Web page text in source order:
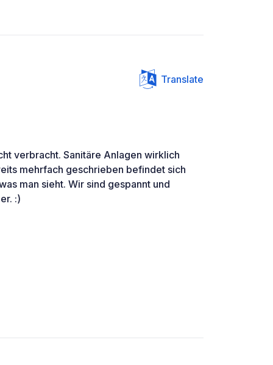
Translate
verbracht. Sanitäre Anlagen wirklich
mehrfach geschrieben befindet sich
man sieht. Wir sind gespannt und
:)